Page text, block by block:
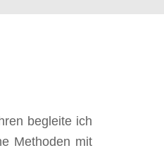
begleite ich
Methoden mit